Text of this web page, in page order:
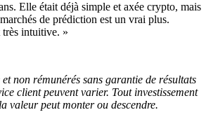
Elle était déjà simple et axée crypto, mais
de prédiction est un vrai plus.
intuitive. »
non rémunérés sans garantie de résultats
client peuvent varier. Tout investissement
valeur peut monter ou descendre.